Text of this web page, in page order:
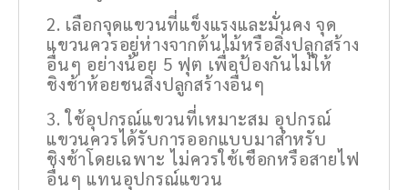
เลือกจุดแขวนที่แข็งแรงและมั่นคง จุด
แขวนควรอยู่ห่างจากต้นไม้หรือสิ่งปลูกสร้าง
อื่นๆ อย่างน้อย 5 ฟุต เพื่อป้องกันไม่ให้
ชิงช้าห้อยชนสิ่งปลูกสร้างอื่นๆ
ใช้อุปกรณ์แขวนที่เหมาะสม อุปกรณ์
แขวนควรได้รับการออกแบบมาสำหรับ
ชิงช้าโดยเฉพาะ ไม่ควรใช้เชือกหรือสายไฟ
อื่นๆ แทนอุปกรณ์แขวน